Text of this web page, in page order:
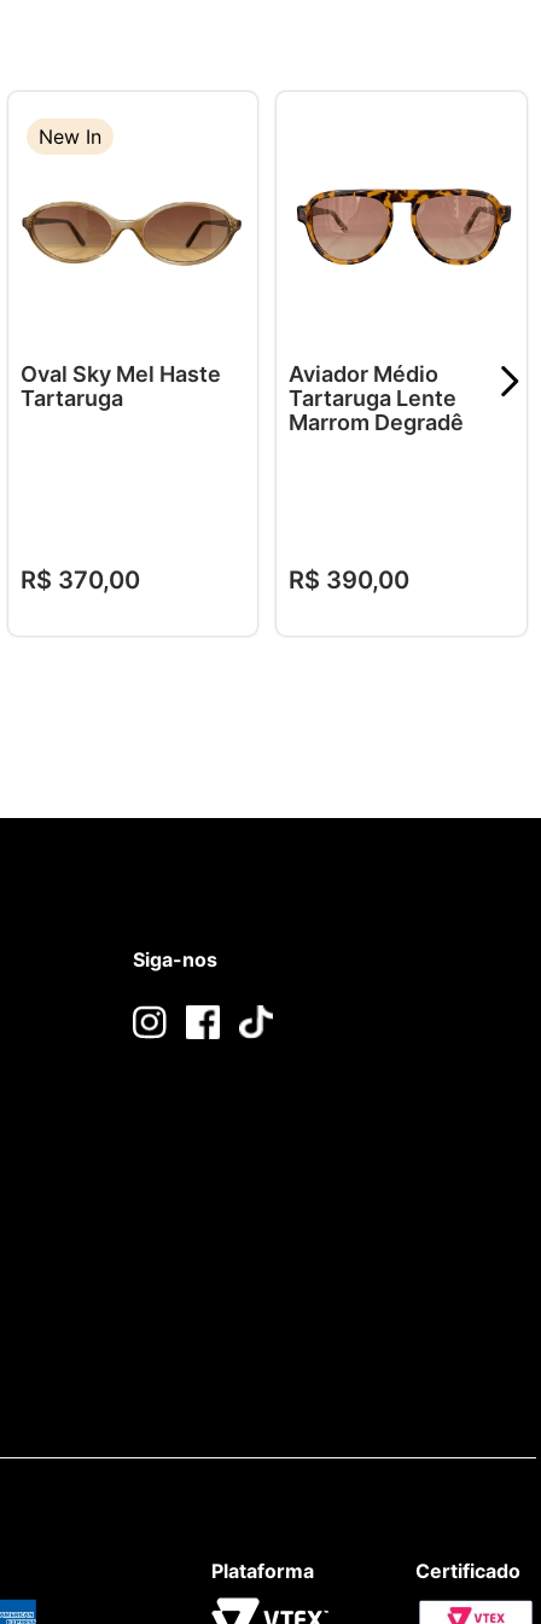
New In
Oval Sky Mel Haste
Tartaruga
R$ 370,00
Aviador Médio
Tartaruga Lente
Marrom Degradê
R$ 390,00
Siga-nos
Plataforma Certificado